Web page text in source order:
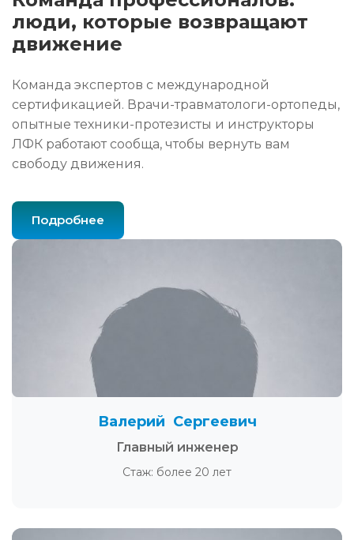
люди, которые возвращают
движение
Команда экспертов с международной
сертификацией. Врачи-травматологи-ортопеды,
опытные техники-протезисты и инструкторы
ЛФК работают сообща, чтобы вернуть вам
свободу движения.
Подробнее
Валерий Сергеевич
Главный инженер
Стаж: более 20 лет